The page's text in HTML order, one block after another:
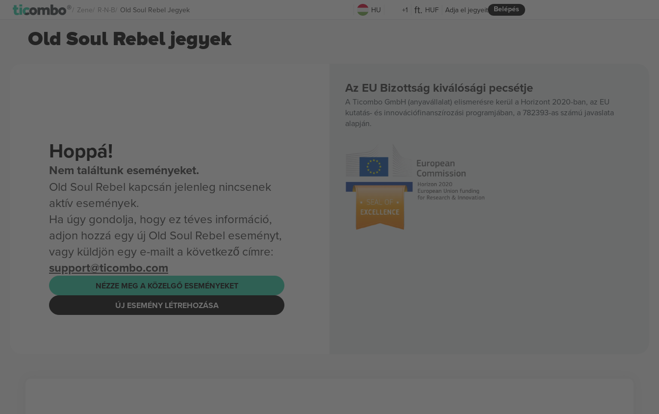
Zene R-N-B Old Soul Rebel Jegyek HU +1 HUF Belépés
Adja el jegyeit
Old Soul Rebel jegyek
Hoppá!
Nem találtunk eseményeket.
Old Soul Rebel kapcsán jelenleg nincsenek
aktív események.
Ha úgy gondolja, hogy ez téves információ,
adjon hozzá egy új Old Soul Rebel eseményt,
vagy küldjön egy e-mailt a következő címre:
support@ticombo.com
NÉZZE MEG A KÖZELGŐ ESEMÉNYEKET
ÚJ ESEMÉNY LÉTREHOZÁSA
Az EU Bizottság kiválósági pecsétje
A Ticombo GmbH (anyavállalat) elismerésre kerül a Horizont 2020-ban, az EU
kutatás- és innovációfinanszírozási programjában, a 782393-as számú javaslata
alapján.